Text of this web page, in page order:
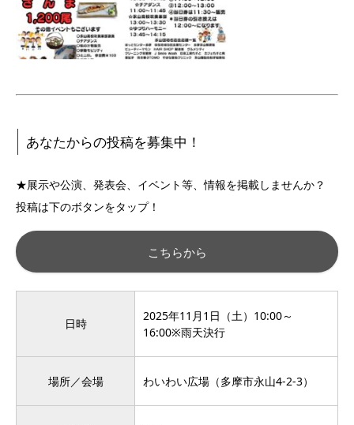
あなたからの投稿を募集中！
★展示や公演、発表会、イベント等、情報を掲載しませんか？
投稿は下のボタンをタップ！
こちらから
日時
2025年11月1日（土）10:00～
16:00※雨天決行
場所／会場 わいわい広場（多摩市永山4-2-3）